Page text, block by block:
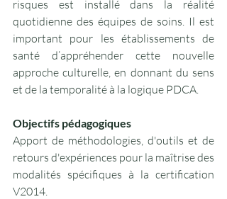
risques est installé dans la réalité
quotidienne des équipes de soins. Il est
important pour les établissements de
santé d’appréhender cette nouvelle
approche culturelle, en donnant du sens
et de la temporalité à la logique PDCA.
Objectifs pédagogiques
Apport de méthodologies, d'outils et de
retours d'expériences pour la maîtrise des
modalités spécifiques à la certification
V2014.